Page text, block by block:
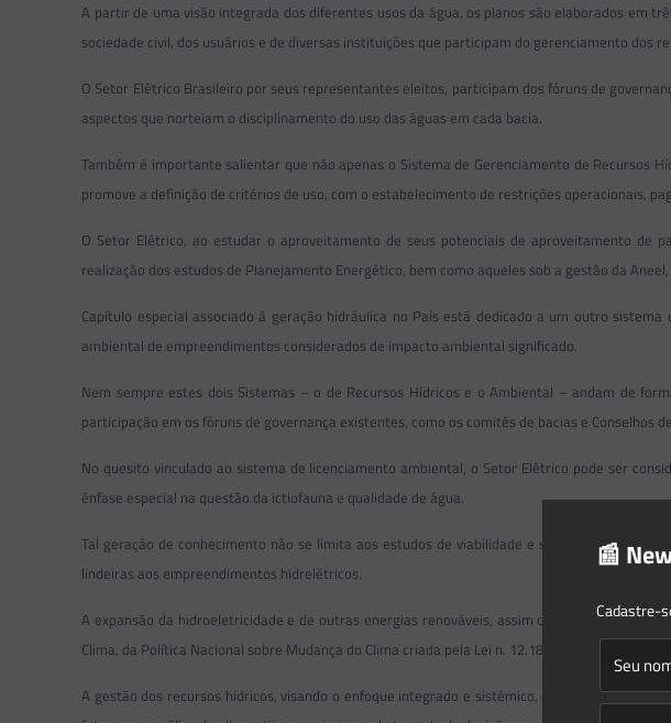
A partir de uma visão integrada dos diferentes usos da água, os planos são elaborados em
sociedade civil, dos usuários e de diversas instituições que participam do gerenciamento dos
O Setor Elétrico Brasileiro por seus representantes eleitos, participam dos fóruns de
aspectos que norteiam o disciplinamento do uso das águas em cada bacia.
Também é importante salientar que não apenas o Sistema de Gerenciamento de Recursos
promove a definição de critérios de uso, com o estabelecimento de restrições operacionais,
O Setor Elétrico, ao estudar o aproveitamento de seus potenciais de aproveitamento de
realização dos estudos de Planejamento Energético, bem como aqueles sob a gestão da
Capítulo especial associado à geração hidráulica no País está dedicado a um outro
ambiental de empreendimentos considerados de impacto ambiental significado.
Nem sempre estes dois Sistemas – o de Recursos Hídricos e o Ambiental – andam de
participação em os fóruns de governança existentes, como os comitês de bacias e Conselhos
No quesito vinculado ao sistema de licenciamento ambiental, o Setor Elétrico pode ser
ênfase especial na questão da ictiofauna e qualidade de água.
Tal geração de conhecimento não se limita aos estudos de viabilidade e se perpetuam ao
lindeiras aos empreendimentos hidrelétricos.
A expansão da hidroeletricidade e de outras energias renováveis, assim como a
Clima, da Política Nacional sobre Mudança do Clima criada pela Lei n. 12.187/2009, e do
A gestão dos recursos hídricos, visando o enfoque integrado e sistêmico, exige o uso de
📰
Cadastre-